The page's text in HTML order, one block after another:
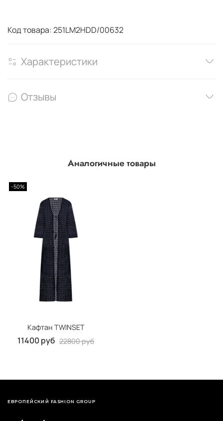
Код товара: 251LM2HDD/00632
Характеристики
Отзывы
Аналогичные товары
-50%
Кафтан TWINSET
11400 руб 22800 руб
ЕВРОПЕЙСКИЙ FASHION GROUP